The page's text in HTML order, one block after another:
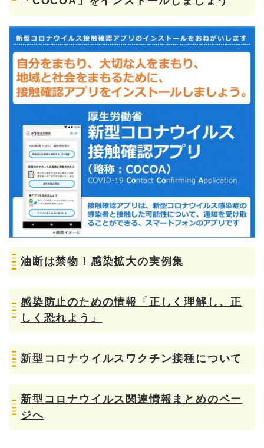
油断は禁物！感染拡大の実例集
感染防止のための情報「正しく理解し、正
しく恐れよう」
新型コロナウイルスワクチン接種について
新型コロナウイルス関連情報まとめのペー
ジへ